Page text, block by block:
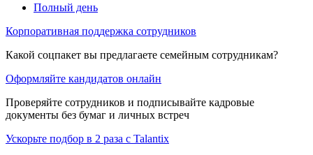
Полный день
Корпоративная поддержка сотрудников
Какой соцпакет вы предлагаете семейным сотрудникам?
Оформляйте кандидатов онлайн
Проверяйте сотрудников и подписывайте кадровые
документы без бумаг и личных встреч
Ускорьте подбор в 2 раза с Talantix